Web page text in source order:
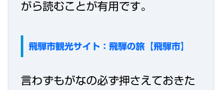
がら読むことが有用です。
飛騨市観光サイト：飛騨の旅【飛騨市】
言わずもがなの必ず押さえておきた